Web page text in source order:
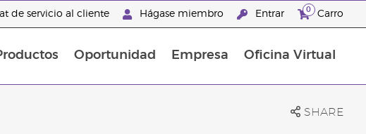
de servicio al cliente Hágase miembro Entrar 0 Carro
Oportunidad Empresa Oficina Virtual
SHARE